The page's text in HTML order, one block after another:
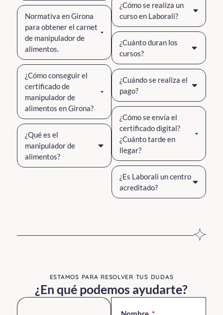
Normativa en Girona
para obtener el carnet
de manipulador de
alimentos.
¿Cómo conseguir el
certificado de
manipulador de
alimentos en Girona?
¿Qué es el
manipulador de
alimentos?
¿Cómo se realiza un
curso en Laborali?
¿Cuánto duran los
cursos?
¿Cuándo se realiza el
pago?
¿Cómo se envía el
certificado digital?
¿Cuánto tarde en
llegar?
¿Es Laborali un centro
acreditado?
ESTAMOS PARA RESOLVER TUS DUDAS​
¿En qué podemos ayudarte?